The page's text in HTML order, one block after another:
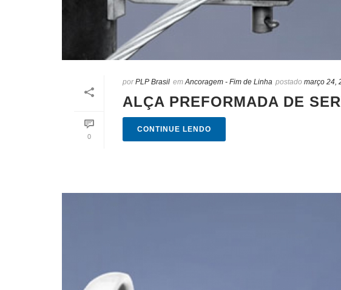
0
porPLP Brasil em Ancoragem - Fim de Linha postado março 24,
ALÇA PREFORMADA DE
CONTINUE LENDO